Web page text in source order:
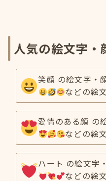
人気の絵文字・
笑顔 の絵文字・
などの絵
愛情のある顔 の
などの絵
ハート の絵文字
などの絵